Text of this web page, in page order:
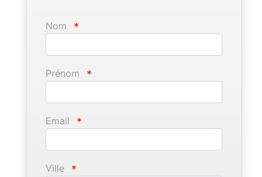
Nom *
Prénom *
Email *
Ville *